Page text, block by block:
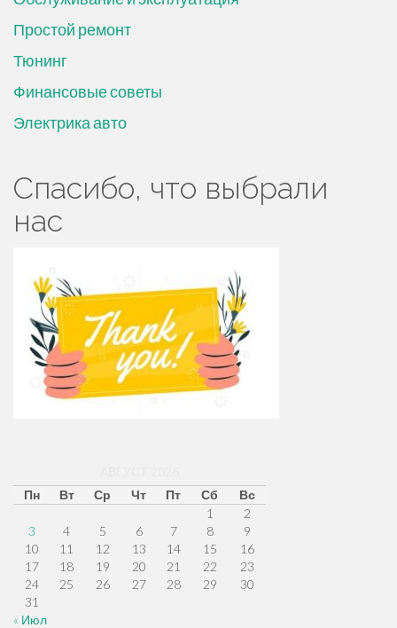
Простой ремонт
Тюнинг
Финансовые советы
Электрика авто
Спасибо, что выбрали
нас
Пн
Вт Ср Чт Пт Сб
Вс
1
2
3
4 5 6 7 8
9
10
11 12 13 14 15
16
17
18 19 20 21 22
23
24
25 26 27 28 29
30
31
« Июл